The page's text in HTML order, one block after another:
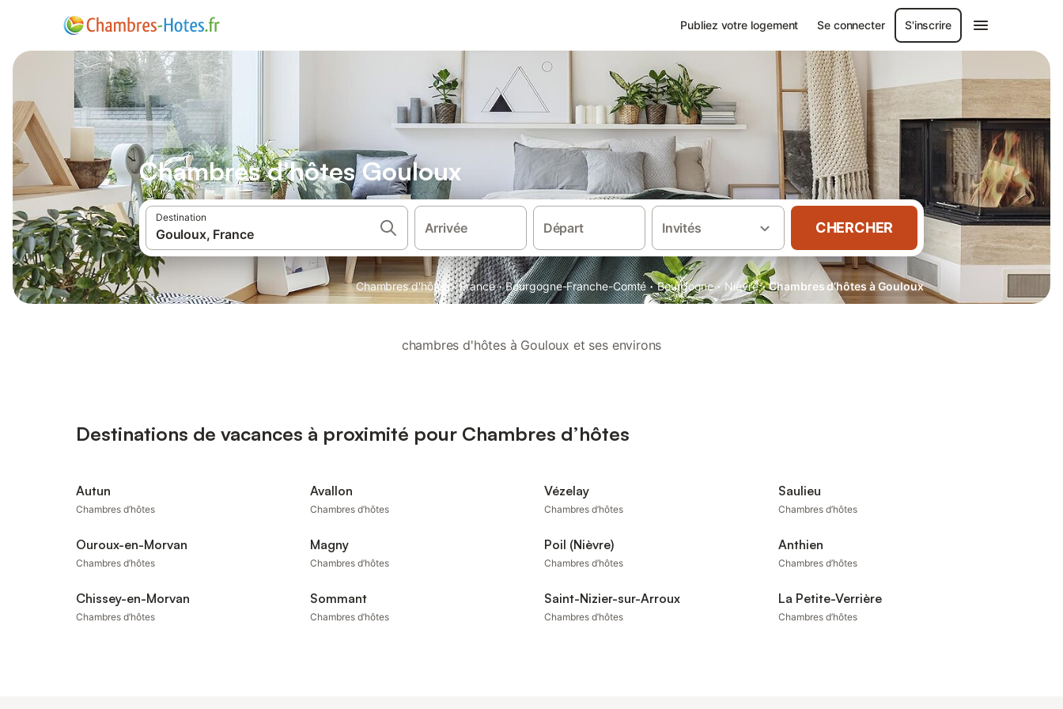
Publiez votre logement Se connecter S'inscrire
Chambres d'hôtes Gouloux
Destination
Arrivée Départ Invités CHERCHER
Chambres d'hôtes · France · Bourgogne-Franche-Comté · Bourgogne · Nièvre · Chambres d’hôtes à Gouloux
chambres d'hôtes à Gouloux et ses environs
Destinations de vacances à proximité pour Chambres d’hôtes
Autun
Chambres d’hôtes
Avallon
Chambres d’hôtes
Vézelay
Chambres d’hôtes
Saulieu
Chambres d’hôtes
Ouroux-en-Morvan
Chambres d’hôtes
Magny
Chambres d’hôtes
Poil (Nièvre)
Chambres d’hôtes
Anthien
Chambres d’hôtes
Chissey-en-Morvan
Chambres d’hôtes
Sommant
Chambres d’hôtes
Saint-Nizier-sur-Arroux
Chambres d’hôtes
La Petite-Verrière
Chambres d’hôtes